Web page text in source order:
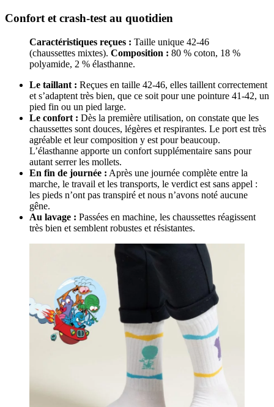
Confort et crash-test au quotidien
Caractéristiques reçues : Taille unique 42-46
(chaussettes mixtes). Composition : 80 % coton, 18 %
polyamide, 2 % élasthanne.
Le taillant : Reçues en taille 42-46, elles taillent correctement
et s’adaptent très bien, que ce soit pour une pointure 41-42, un
pied fin ou un pied large.
Le confort : Dès la première utilisation, on constate que les
chaussettes sont douces, légères et respirantes. Le port est très
agréable et leur composition y est pour beaucoup.
L’élasthanne apporte un confort supplémentaire sans pour
autant serrer les mollets.
En fin de journée : Après une journée complète entre la
marche, le travail et les transports, le verdict est sans appel :
les pieds n’ont pas transpiré et nous n’avons noté aucune
gêne.
Au lavage : Passées en machine, les chaussettes réagissent
très bien et semblent robustes et résistantes.